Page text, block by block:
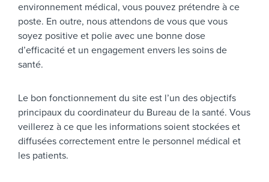
environnement médical, vous pouvez prétendre à ce
poste. En outre, nous attendons de vous que vous
soyez positive et polie avec une bonne dose
d’efficacité et un engagement envers les soins de
santé.
Le bon fonctionnement du site est l’un des objectifs
principaux du coordinateur du Bureau de la santé. Vous
veillerez à ce que les informations soient stockées et
diffusées correctement entre le personnel médical et
les patients.